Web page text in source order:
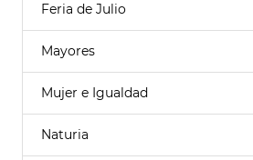
Feria de Julio
Mayores
Mujer e Igualdad
Naturia